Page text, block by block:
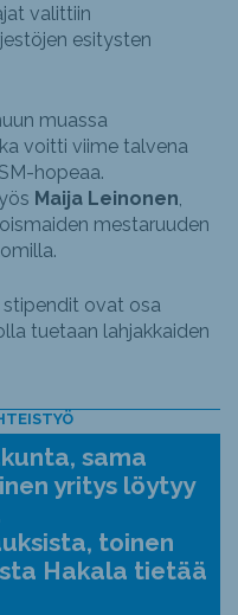
valittiin
esitysten
muassa
voitti viime talvena
hopeaa.
Maija Leinonen,
mestaruuden
ovat osa
tuetaan lahjakkaiden
sama
yritys löytyy
toinen
Hakala tietää